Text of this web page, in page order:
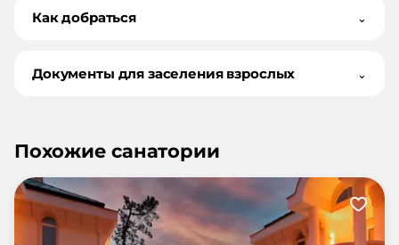
Как добраться ⌄
Документы для заселения взрослых ⌄
Похожие санатории